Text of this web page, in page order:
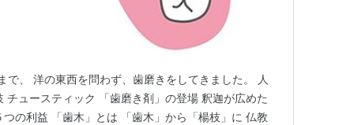
で、 洋の東西を問わず、歯磨きをしてきました。 人
チュースティック 「歯磨き剤」の登場 釈迦が広めた
の利益 「歯木」とは 「歯木」から「楊枝」に 仏教